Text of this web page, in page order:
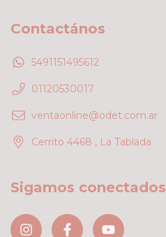
Contactános
5491151495612
01120530017
ventaonline@odet.com.ar
Cerrito 4468 , La Tablada
Sigamos conectados